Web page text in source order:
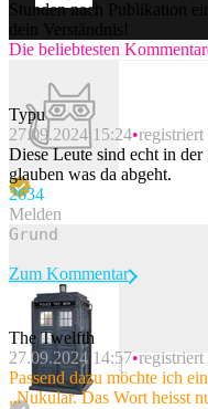
Stunden nach Publikation
dein Verständnis!
Die beliebtesten
Typu
27.09.2024 15:24
Diese Leute sind echt in
glauben was da abgeht.
2634
Melden
Beitrag melden
Zum Kommentar
The Twelfth
27.09.2024 14:57
Passend dazu möchte ich
„Nukular. Das Wort heisst